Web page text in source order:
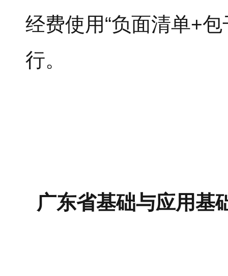
经费使用“负面清单+
行。
广东省基础与应用基